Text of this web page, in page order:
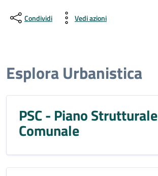
Condividi Vedi azioni
Esplora Urbanistica
PSC - Piano Strutturale
Comunale